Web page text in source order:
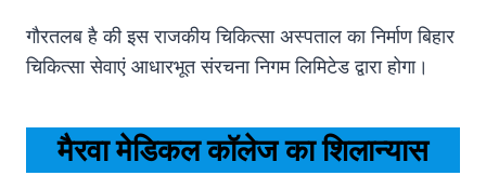
गौरतलब है की इस राजकीय चिकित्सा अस्पताल का निर्माण बिहार
चिकित्सा सेवाएं आधारभूत संरचना निगम लिमिटेड द्वारा होगा।
मैरवा मेडिकल कॉलेज का शिलान्यास